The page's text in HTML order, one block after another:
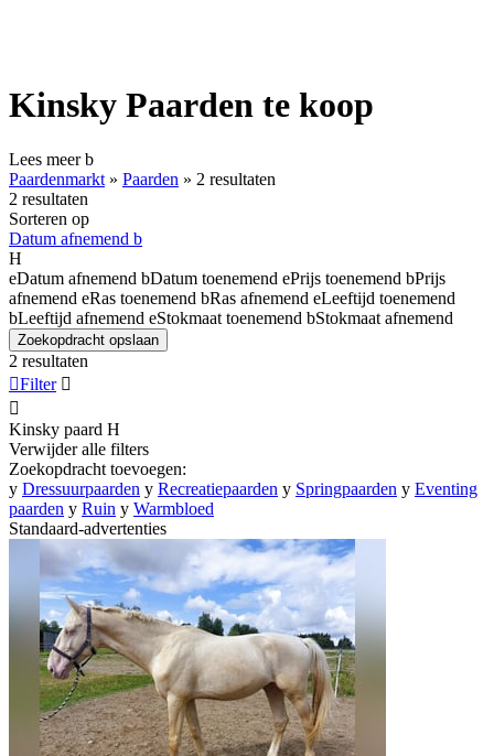
Kinsky Paarden te koop
Lees meerb
Paardenmarkt » Paarden » 2 resultaten
2 resultaten
Sorteren op
Datum afnemend b
H
eDatum afnemend bDatum toenemend ePrijs toenemend bPrijs
afnemend eRas toenemend bRas afnemend eLeeftijd toenemend
bLeeftijd afnemend eStokmaat toenemend bStokmaat afnemend
Zoekopdracht opslaan
2 resultaten
Filter 

Kinsky paard H
Verwijder alle filters
Zoekopdracht toevoegen:
y Dressuurpaarden y Recreatiepaarden y Springpaarden y Eventing
paarden y Ruin y Warmbloed
Standaard-advertenties